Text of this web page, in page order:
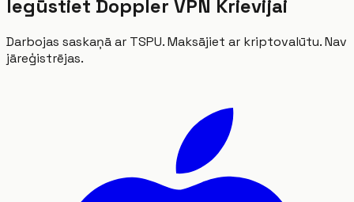
Iegūstiet Doppler VPN Krievijai
Darbojas saskaņā ar TSPU. Maksājiet ar kriptovalūtu. Nav
jāreģistrējas.